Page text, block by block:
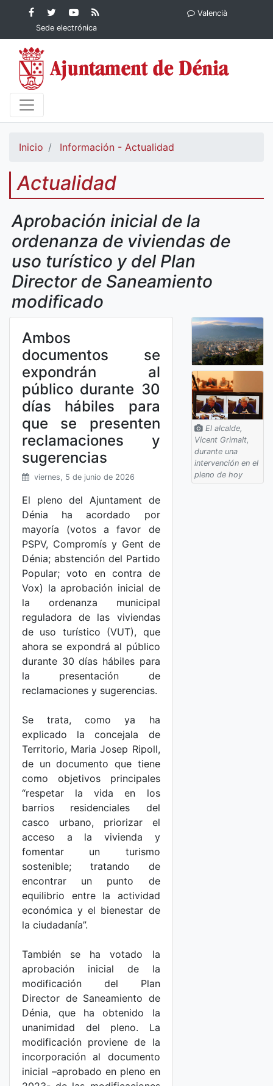
Contenido principalFacebook
Ayuntamiento de
Dénia
Ayuntamiento
de Dénia
YouTube
Ayuntamiento
de Dénia
Ayuntamiento
Sede electrónica
Valencià
Inicio Información - Actualidad
Actualidad
Aprobación inicial de la
ordenanza de viviendas de
uso turístico y del Plan
Director de Saneamiento
modificado
Ambos
documentos se
expondrán al
público durante 30
días hábiles para
que se presenten
reclamaciones y
sugerencias
viernes, 5 de junio de 2026
El pleno del Ajuntament de
Dénia ha acordado por
mayoría (votos a favor de
PSPV, Compromís y Gent de
Dénia; abstención del Partido
Popular; voto en contra de
Vox) la aprobación inicial de
la ordenanza municipal
reguladora de las viviendas
de uso turístico (VUT), que
ahora se expondrá al público
durante 30 días hábiles para
la presentación de
reclamaciones y sugerencias.
Se trata, como ya ha
explicado la concejala de
Territorio, Maria Josep Ripoll,
de un documento que tiene
como objetivos principales
“respetar la vida en los
barrios residenciales del
casco urbano, priorizar el
acceso a la vivienda y
fomentar un turismo
sostenible; tratando de
encontrar un punto de
equilibrio entre la actividad
económica y el bienestar de
la ciudadanía”.
También se ha votado la
aprobación inicial de la
modificación del Plan
Director de Saneamiento de
Dénia, que ha obtenido la
unanimidad del pleno. La
modificación proviene de la
incorporación al documento
inicial –aprobado en pleno en
El alcalde,
Vicent Grimalt,
durante una
intervención en el
pleno de hoy